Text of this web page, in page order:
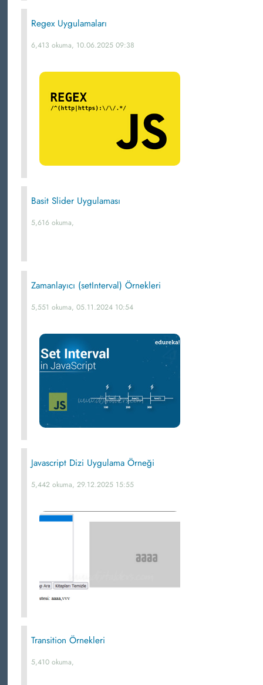
Regex Uygulamaları
6,413 okuma, 10.06.2025 09:38
Basit Slider Uygulaması
5,616 okuma,
Zamanlayıcı (setInterval) Örnekleri
5,551 okuma, 05.11.2024 10:54
Javascript Dizi Uygulama Örneği
5,442 okuma, 29.12.2025 15:55
Transition Örnekleri
5,410 okuma,